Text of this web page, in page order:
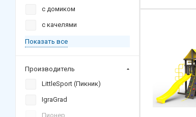
с домиком
с качелями
Показать все
Производитель
LittleSport (Пикник)
IgraGrad
Пионер